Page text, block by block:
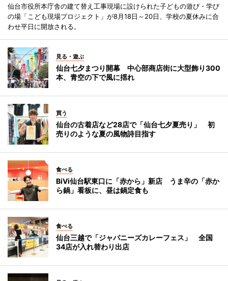
仙台市役所本庁舎の建て替え工事現場に設けられた子どもの遊び・学び
の場「こども現場プロジェクト」が8月18日～20日、学校の夏休みに合
わせ平日に開放される。
見る・遊ぶ
仙台七夕まつり開幕 中心部商店街に大型飾り300
本、青空の下で風に揺れ
買う
仙台の古着店など28店で「仙台七夕夏売り」 初
売りのような夏の風物詩目指す
食べる
BiVi仙台駅東口に「赤から」新店 うま辛の「赤か
ら鍋」看板に、昼は鍋定食も
食べる
仙台三越で「ジャパニーズカレーフェス」 全国
34店が入れ替わり出店